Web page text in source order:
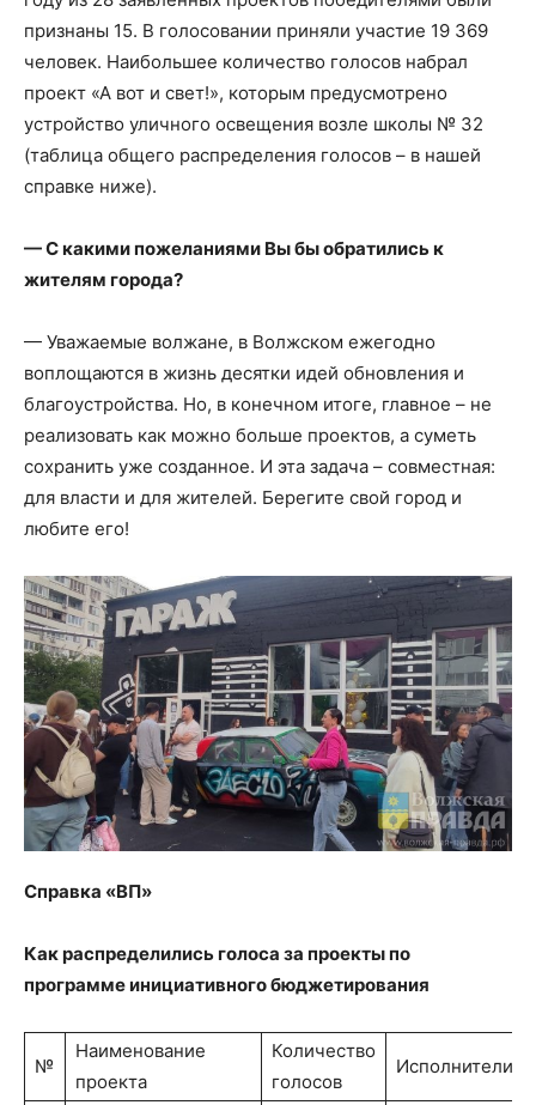
признаны 15. В голосовании приняли участие 19 369
человек. Наибольшее количество голосов набрал
проект «А вот и свет!», которым предусмотрено
устройство уличного освещения возле школы № 32
(таблица общего распределения голосов – в нашей
справке ниже).
— С какими пожеланиями Вы бы обратились к
жителям города?
— Уважаемые волжане, в Волжском ежегодно
воплощаются в жизнь десятки идей обновления и
благоустройства. Но, в конечном итоге, главное – не
реализовать как можно больше проектов, а суметь
сохранить уже созданное. И эта задача – совместная:
для власти и для жителей. Берегите свой город и
любите его!
Справка «ВП»
Как распределились голоса за проекты по
программе инициативного бюджетирования
№
Наименование
проекта
Количество
голосов
Исполнители